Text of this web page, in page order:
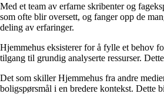
Med et team av erfarne skribenter og
som ofte blir oversett, og fanger opp de
deling av erfaringer.
Hjemmehus eksisterer for å fylle et behov
tilgang til grundig analyserte ressurser.
Det som skiller Hjemmehus fra andre
boligspørsmål i en bredere kontekst. Dette